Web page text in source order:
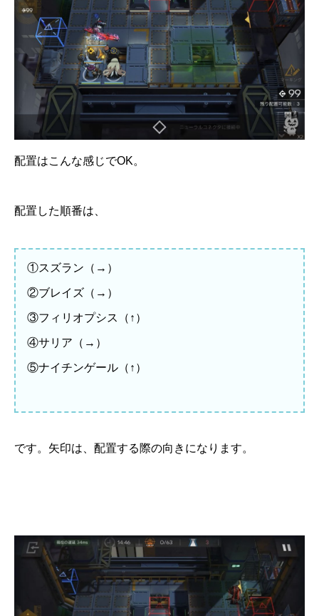
配置はこんな感じでOK。
配置した順番は、
①スズラン（→）
②ブレイズ（→）
③フィリオプシス（↑）
④サリア（→）
⑤ナイチンゲール（↑）
です。矢印は、配置する際の向きになります。